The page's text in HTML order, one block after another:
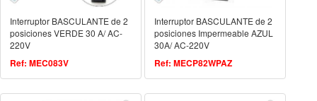
Interruptor BASCULANTE de 2
posiciones VERDE 30 A/ AC-
220V
Ref: MEC083V
Interruptor BASCULANTE de 2
posiciones Impermeable AZUL
30A/ AC-220V
Ref: MECP82WPAZ